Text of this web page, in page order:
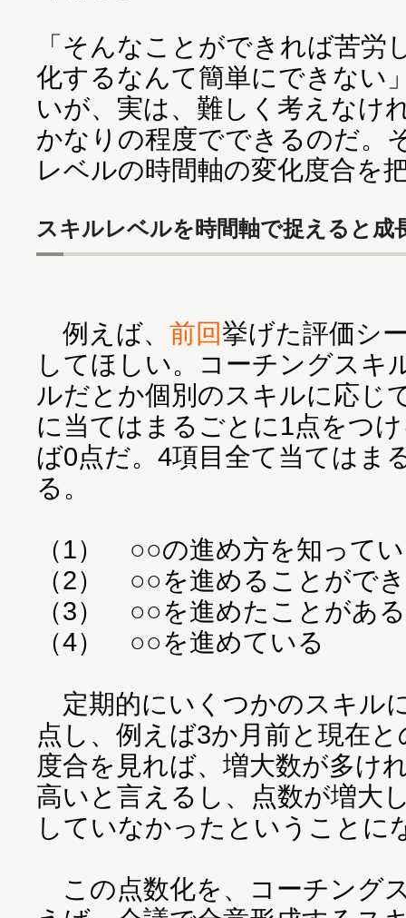
「そんなことができれば苦労
化するなんて簡単にできない
いが、実は、難しく考えなけ
かなりの程度でできるのだ。
レベルの時間軸の変化度合を
スキルレベルを時間軸で捉えると成
例えば、 前回挙げた評価シ
してほしい。コーチングスキ
ルだとか個別のスキルに応じ
に当てはまるごとに1点をつ
ば0点だ。4項目全て当てはま
る。
（1） ○○の進め方を知って
（2） ○○を進めることがで
（3） ○○を進めたことがある
（4） ○○を進めている
定期的にいくつかのスキル
点し、例えば3か月前と現在
度合を見れば、増大数が多け
高いと言えるし、点数が増大
していなかったということに
この点数化を、コーチング